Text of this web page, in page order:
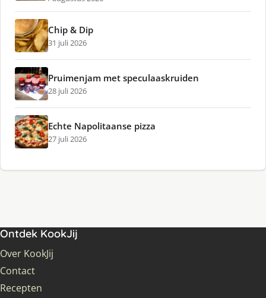
Chip & Dip
31 juli 2026
Pruimenjam met speculaaskruiden
28 juli 2026
Echte Napolitaanse pizza
27 juli 2026
Ontdek KookJij
Over KookJij
Contact
Recepten